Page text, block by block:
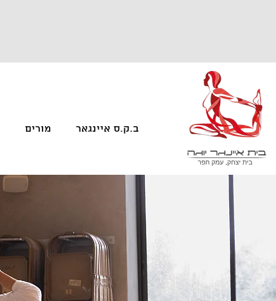
ב.ק.ס איינגאר מורים